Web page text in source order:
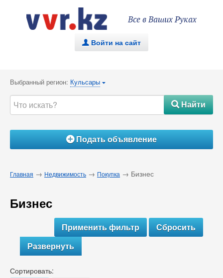
Все в Ваших Руках
. Войти на сайт
Выбранный регион: Кульсары {
#Найти
ÁПодать объявление
Главная → Недвижимость → Покупка → Бизнес
Бизнес
Развернуть
Сортировать: